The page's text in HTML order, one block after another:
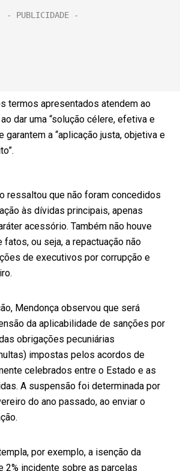
termos apresentados atendem ao
dar uma “solução célere, efetiva e
garantem a “aplicação justa, objetiva e
ressaltou que não foram concedidos
às dívidas principais, apenas
acessório. Também não houve
ou seja, a repactuação não
de executivos por corrupção e
Mendonça observou que será
da aplicabilidade de sanções por
obrigações pecuniárias
impostas pelos acordos de
celebrados entre o Estado e as
A suspensão foi determinada por
do ano passado, ao enviar o
por exemplo, a isenção da
2% incidente sobre as parcelas